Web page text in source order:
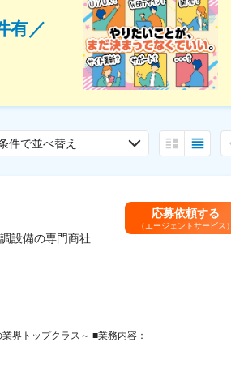
有／
件で並べ替え
設備の専門商社
応募依頼する
（エージェントサービス）
界トップクラス～ ■業務内容：